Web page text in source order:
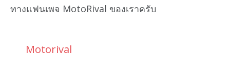
ทางแฟนเพจ MotoRival ของเราครับ
Motorival